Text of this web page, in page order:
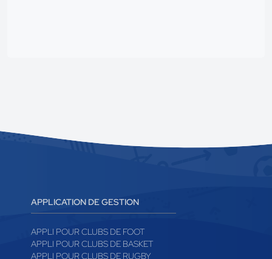
APPLICATION DE GESTION
APPLI POUR CLUBS DE FOOT
APPLI POUR CLUBS DE BASKET
APPLI POUR CLUBS DE RUGBY